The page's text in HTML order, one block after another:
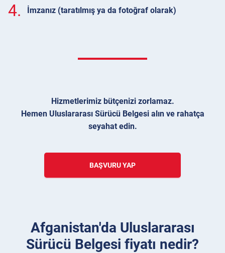
4. İmzanız (taratılmış ya da fotoğraf olarak)
Hizmetlerimiz bütçenizi zorlamaz.
Hemen Uluslararası Sürücü Belgesi alın ve rahatça
seyahat edin.
BAŞVURU YAP
Afganistan'da Uluslararası
Sürücü Belgesi fiyatı nedir?